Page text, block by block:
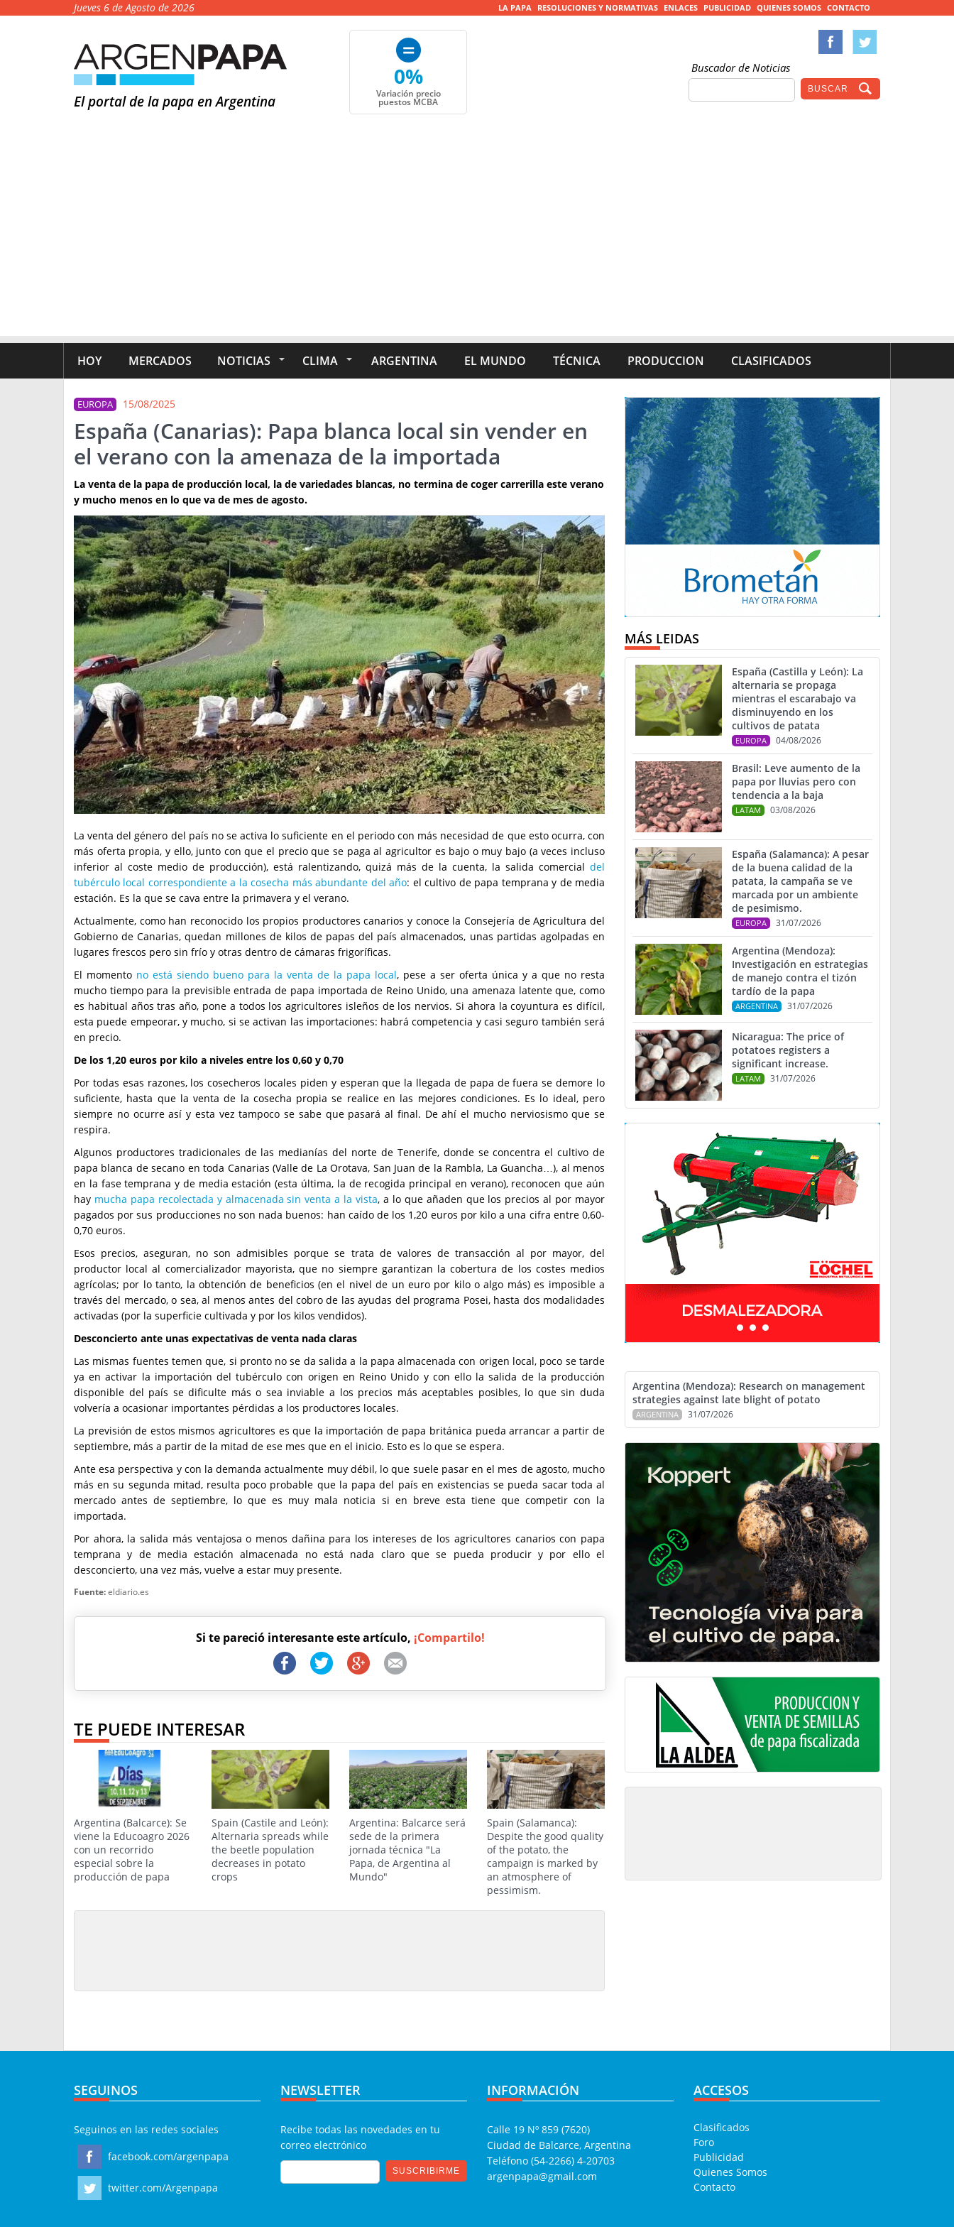
Jueves 6 de Agosto de 2026 LA PAPA RESOLUCIONES Y NORMATIVAS ENLACES PUBLICIDAD QUIENES SOMOS CONTACTO
El portal de la papa en Argentina
0%
Variación precio
puestos MCBA
Buscador de Noticias
HOY MERCADOS NOTICIAS CLIMA ARGENTINA EL MUNDO TÉCNICA PRODUCCION CLASIFICADOS
EUROPA 15/08/2025
España (Canarias): Papa blanca local sin vender en
el verano con la amenaza de la importada
La venta de la papa de producción local, la de variedades blancas, no termina de coger carrerilla este verano
y mucho menos en lo que va de mes de agosto.
La venta del género del país no se activa lo suficiente en el periodo con más necesidad de que esto ocurra, con
más oferta propia, y ello, junto con que el precio que se paga al agricultor es bajo o muy bajo (a veces incluso
inferior al coste medio de producción), está ralentizando, quizá más de la cuenta, la salida comercial del
tubérculo local correspondiente a la cosecha más abundante del año: el cultivo de papa temprana y de media
estación. Es la que se cava entre la primavera y el verano.
Actualmente, como han reconocido los propios productores canarios y conoce la Consejería de Agricultura del
Gobierno de Canarias, quedan millones de kilos de papas del país almacenados, unas partidas agolpadas en
lugares frescos pero sin frío y otras dentro de cámaras frigoríficas.
El momento no está siendo bueno para la venta de la papa local, pese a ser oferta única y a que no resta
mucho tiempo para la previsible entrada de papa importada de Reino Unido, una amenaza latente que, como
es habitual años tras año, pone a todos los agricultores isleños de los nervios. Si ahora la coyuntura es difícil,
esta puede empeorar, y mucho, si se activan las importaciones: habrá competencia y casi seguro también será
en precio.
De los 1,20 euros por kilo a niveles entre los 0,60 y 0,70
Por todas esas razones, los cosecheros locales piden y esperan que la llegada de papa de fuera se demore lo
suficiente, hasta que la venta de la cosecha propia se realice en las mejores condiciones. Es lo ideal, pero
siempre no ocurre así y esta vez tampoco se sabe que pasará al final. De ahí el mucho nerviosismo que se
respira.
Algunos productores tradicionales de las medianías del norte de Tenerife, donde se concentra el cultivo de
papa blanca de secano en toda Canarias (Valle de La Orotava, San Juan de la Rambla, La Guancha…), al menos
en la fase temprana y de media estación (esta última, la de recogida principal en verano), reconocen que aún
hay mucha papa recolectada y almacenada sin venta a la vista, a lo que añaden que los precios al por mayor
pagados por sus producciones no son nada buenos: han caído de los 1,20 euros por kilo a una cifra entre 0,60-
0,70 euros.
Esos precios, aseguran, no son admisibles porque se trata de valores de transacción al por mayor, del
productor local al comercializador mayorista, que no siempre garantizan la cobertura de los costes medios
agrícolas; por lo tanto, la obtención de beneficios (en el nivel de un euro por kilo o algo más) es imposible a
través del mercado, o sea, al menos antes del cobro de las ayudas del programa Posei, hasta dos modalidades
activadas (por la superficie cultivada y por los kilos vendidos).
Desconcierto ante unas expectativas de venta nada claras
Las mismas fuentes temen que, si pronto no se da salida a la papa almacenada con origen local, poco se tarde
ya en activar la importación del tubérculo con origen en Reino Unido y con ello la salida de la producción
disponible del país se dificulte más o sea inviable a los precios más aceptables posibles, lo que sin duda
volvería a ocasionar importantes pérdidas a los productores locales.
La previsión de estos mismos agricultores es que la importación de papa británica pueda arrancar a partir de
septiembre, más a partir de la mitad de ese mes que en el inicio. Esto es lo que se espera.
Ante esa perspectiva y con la demanda actualmente muy débil, lo que suele pasar en el mes de agosto, mucho
más en su segunda mitad, resulta poco probable que la papa del país en existencias se pueda sacar toda al
mercado antes de septiembre, lo que es muy mala noticia si en breve esta tiene que competir con la
importada.
Por ahora, la salida más ventajosa o menos dañina para los intereses de los agricultores canarios con papa
temprana y de media estación almacenada no está nada claro que se pueda producir y por ello el
desconcierto, una vez más, vuelve a estar muy presente.
Fuente:eldiario.es
Si te pareció interesante este artículo, ¡Compartilo!
TE PUEDE INTERESAR
Argentina (Balcarce): Se
viene la Educoagro 2026
con un recorrido
especial sobre la
producción de papa
Spain (Castile and León):
Alternaria spreads while
the beetle population
decreases in potato
crops
Argentina: Balcarce será
sede de la primera
jornada técnica "La
Papa, de Argentina al
Mundo"
Spain (Salamanca):
Despite the good quality
of the potato, the
campaign is marked by
an atmosphere of
pessimism.
MÁS LEIDAS
España (Castilla y León): La
alternaria se propaga
mientras el escarabajo va
disminuyendo en los
cultivos de patata
EUROPA 04/08/2026
Brasil: Leve aumento de la
papa por lluvias pero con
tendencia a la baja
LATAM 03/08/2026
España (Salamanca): A pesar
de la buena calidad de la
patata, la campaña se ve
marcada por un ambiente
de pesimismo.
EUROPA 31/07/2026
Argentina (Mendoza):
Investigación en estrategias
de manejo contra el tizón
tardío de la papa
ARGENTINA 31/07/2026
Nicaragua: The price of
potatoes registers a
significant increase.
LATAM 31/07/2026
Argentina (Mendoza): Research on management
strategies against late blight of potato
ARGENTINA 31/07/2026
SEGUINOS
Seguinos en las redes sociales
facebook.com/argenpapa
twitter.com/Argenpapa
NEWSLETTER
Recibe todas las novedades en tu
correo electrónico
INFORMACIÓN
Calle 19 Nº 859 (7620)
Ciudad de Balcarce, Argentina
Teléfono (54-2266) 4-20703
argenpapa@gmail.com
ACCESOS
Clasificados
Foro
Publicidad
Quienes Somos
Contacto